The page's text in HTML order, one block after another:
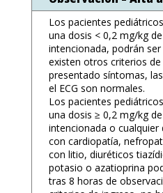
Los pacientes
una dosis < 0,2 mg/kg
intencionada, podrán
existen otros criterios
presentado síntomas,
el ECG son normales.
Los pacientes
una dosis ≥ 0,2 mg/kg
intencionada o cualquier
con cardiopatía,
con litio, diuréticos
potasio o azatioprina
tras 8 horas de